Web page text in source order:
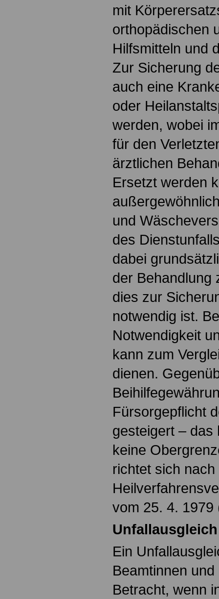
mit
orthopädischen
Hilfsmitteln und
Zur Sicherung
auch eine
oder
werden, wobei
für den
ärztlichen
Ersetzt werden
und
des
dabei
der Behandlung
dies zur
notwendig ist.
Notwendigkeit
kann zum
dienen.
Fürsorgepflicht
gesteigert – das
keine
richtet sich nach
vom 25. 4. 1979
Unfallausgleich
Ein
Beamtinnen
Betracht, wenn